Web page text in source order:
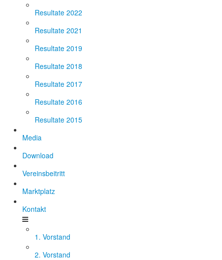
Resultate 2022
Resultate 2021
Resultate 2019
Resultate 2018
Resultate 2017
Resultate 2016
Resultate 2015
Media
Download
Vereinsbeitritt
Marktplatz
Kontakt
1. Vorstand
2. Vorstand